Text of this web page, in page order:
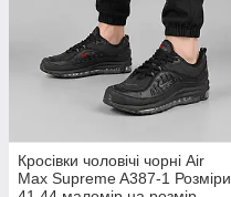
Кросівки чоловічі чорні Air
Max Supreme A387-1 Розміри